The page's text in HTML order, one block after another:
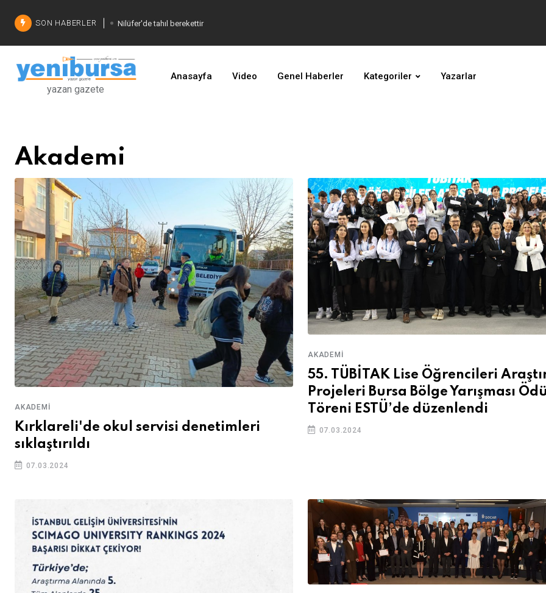
SON HABERLER Nilüfer'de tahıl berekettir
Şadi Özdemir'den çözüm
İşinizi geliştirin
yazan gazete
Anasayfa Video Genel Haberler Kategoriler Yazarlar
Akademi
AKADEMI
Kırklareli'de okul servisi denetimleri
sıklaştırıldı
07.03.2024
AKADEMI
55. TÜBİTAK Lise Öğrencileri
Projeleri Bursa Bölge Yarışması
Töreni ESTÜ’de düzenlendi
07.03.2024